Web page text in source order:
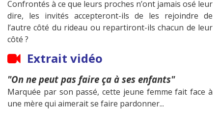
Confrontés à ce que leurs proches n’ont jamais osé leur
dire, les invités accepteront-ils de les rejoindre de
l’autre côté du rideau ou repartiront-ils chacun de leur
côté ?
Extrait vidéo
"On ne peut pas faire ça à ses enfants"
Marquée par son passé, cette jeune femme fait face à
une mère qui aimerait se faire pardonner...